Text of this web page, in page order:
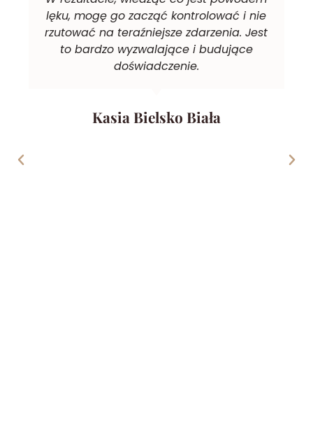
lęku, mogę go zacząć kontrolować i nie
rzutować na teraźniejsze zdarzenia. Jest
to bardzo wyzwalające i budujące
doświadczenie.
Kasia Bielsko Biała